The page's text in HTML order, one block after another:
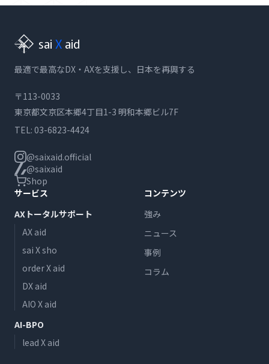
sai X aid
最適で最高なDX・AXを支援し、日本を再興する
〒113-0033
東京都文京区本郷4丁目1-3 明和本郷ビル7F
TEL: 03-6823-4424
@saixaid.official
@saixaid
Shop
サービス
AXトータルサポート
AX aid
sai X sho
order X aid
DX aid
AIO X aid
AI-BPO
lead X aid
コンテンツ
強み
ニュース
事例
コラム